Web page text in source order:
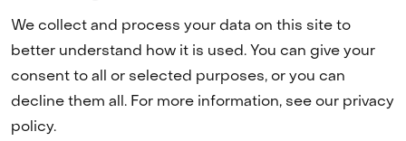
We collect and process your data on this site to
better understand how it is used. You can give your
consent to all or selected purposes, or you can
decline them all. For more information, see our privacy
policy.